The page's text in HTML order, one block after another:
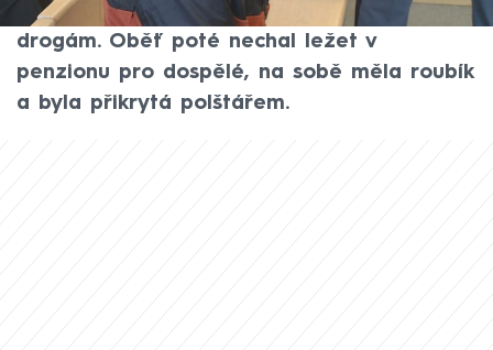
který zavraždil svou přítelkyni kvůli
drogám. Oběť poté nechal ležet v
penzionu pro dospělé, na sobě měla roubík
a byla přikrytá polštářem.